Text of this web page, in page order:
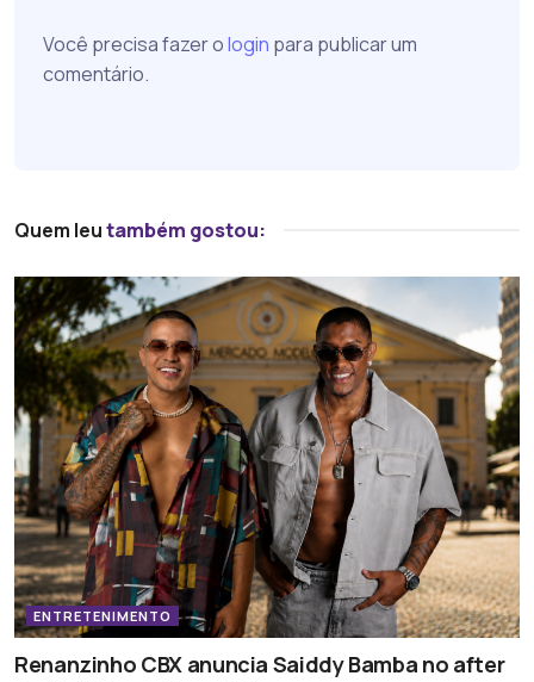
Você precisa fazer ologin para publicar um
comentário.
Quem leutambém gostou:
ENTRETENIMENTO
Renanzinho CBX anuncia Saiddy Bamba no after